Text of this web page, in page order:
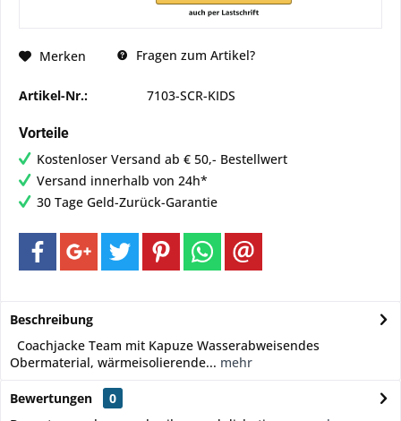
Merken Fragen zum Artikel?
Artikel-Nr.: 7103-SCR-KIDS
Vorteile
Kostenloser Versand ab € 50,- Bestellwert
Versand innerhalb von 24h*
30 Tage Geld-Zurück-Garantie
Beschreibung
Coachjacke Team mit Kapuze Wasserabweisendes
Obermaterial, wärmeisolierende... mehr
Bewertungen
0